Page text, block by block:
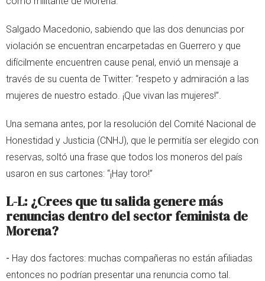
Salgado Macedonio, sabiendo que las dos denuncias por
violación se encuentran encarpetadas en Guerrero y que
difícilmente encuentren cause penal, envió un mensaje a
través de su cuenta de Twitter: “respeto y admiración a las
mujeres de nuestro estado. ¡Que vivan las mujeres!”.
Una semana antes, por la resolución del Comité Nacional de
Honestidad y Justicia (CNHJ), que le permitía ser elegido con
reservas, soltó una frase que todos los moneros del país
usaron en sus cartones: “¡Hay toro!”
L-L: ¿Crees que tu salida genere más
renuncias dentro del sector feminista de
Morena?
- Hay dos factores: muchas compañeras no están afiliadas
entonces no podrían presentar una renuncia como tal.